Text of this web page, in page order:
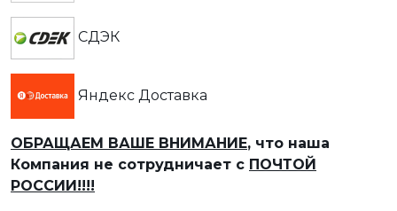
СДЭК
Яндекс Доставка
ОБРАЩАЕМ ВАШЕ ВНИМАНИЕ, что наша
Компания не сотрудничает с ПОЧТОЙ
РОССИИ!!!!